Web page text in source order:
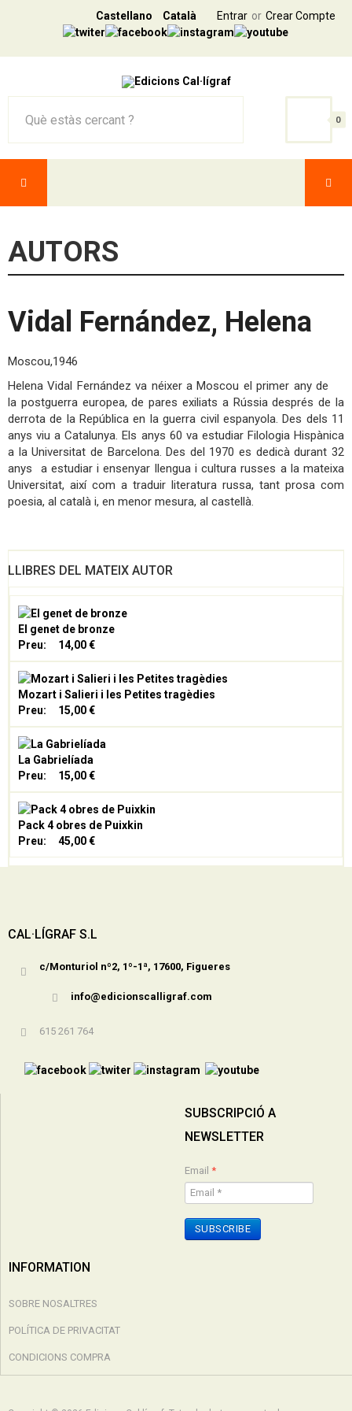
Entrar Crear Compte
Castellano Català
0
AUTORS
Vidal Fernández, Helena
Moscou,1946
Helena Vidal Fernández va néixer a Moscou el primer any de
la postguerra europea, de pares exiliats a Rússia després de la
derrota de la República en la guerra civil espanyola. Des dels 11
anys viu a Catalunya. Els anys 60 va estudiar Filologia Hispànica
a la Universitat de Barcelona. Des del 1970 es dedicà durant 32
anys a estudiar i ensenyar llengua i cultura russes a la mateixa
Universitat, així com a traduir literatura russa, tant prosa com
poesia, al català i, en menor mesura, al castellà.
LLIBRES DEL MATEIX AUTOR
El genet de bronze
Preu:
14,00 €
Mozart i Salieri i les Petites tragèdies
Preu:
15,00 €
La Gabrielíada
Preu:
15,00 €
Pack 4 obres de Puixkin
Preu:
45,00 €
CAL·LÍGRAF S.L
c/Monturiol nº2, 1º-1ª, 17600, Figueres
info@edicionscalligraf.com
615 261 764
SUBSCRIPCIÓ A
NEWSLETTER
Email *
SUBSCRIBE
INFORMATION
SOBRE NOSALTRES
POLÍTICA DE PRIVACITAT
CONDICIONS COMPRA